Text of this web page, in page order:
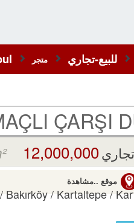
للبيع-تجاري متجر
ÇARŞI
12,000,000 TL
موقع ..مشاهدة
Bakırköy/ Kartaltepe/